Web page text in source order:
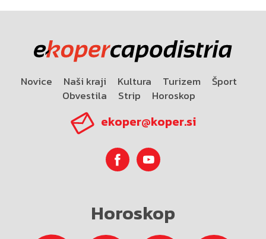
Novice Naši kraji Kultura Turizem
Šport
Obvestila
Strip Horoskop
ekoper@koper.si
Horoskop